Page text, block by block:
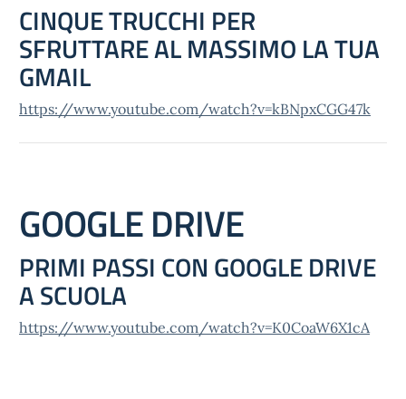
CINQUE TRUCCHI PER
SFRUTTARE AL MASSIMO LA TUA
GMAIL
https://www.youtube.com/watch?v=kBNpxCGG47k
GOOGLE DRIVE
PRIMI PASSI CON GOOGLE DRIVE
A SCUOLA
https://www.youtube.com/watch?v=K0CoaW6X1cA